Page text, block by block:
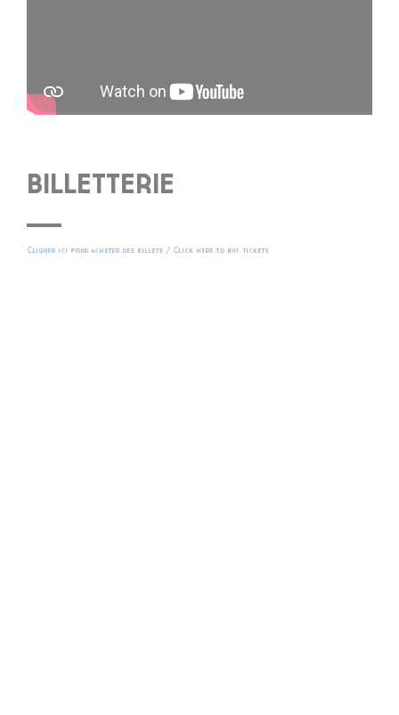
BILLETTERIE
Cliquer ici pour acheter des billets / Click here to buy tickets